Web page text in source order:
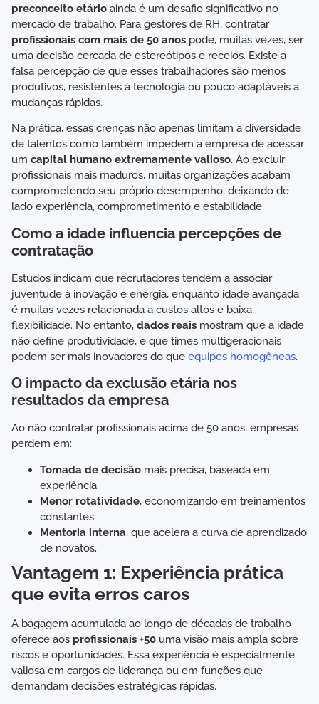
preconceito etário ainda é um desafio significativo no
mercado de trabalho. Para gestores de RH, contratar
profissionais com mais de 50 anos pode, muitas vezes, ser
uma decisão cercada de estereótipos e receios. Existe a
falsa percepção de que esses trabalhadores são menos
produtivos, resistentes à tecnologia ou pouco adaptáveis a
mudanças rápidas.
Na prática, essas crenças não apenas limitam a diversidade
de talentos como também impedem a empresa de acessar
um capital humano extremamente valioso. Ao excluir
profissionais mais maduros, muitas organizações acabam
comprometendo seu próprio desempenho, deixando de
lado experiência, comprometimento e estabilidade.
Como a idade influencia percepções de
contratação
Estudos indicam que recrutadores tendem a associar
juventude à inovação e energia, enquanto idade avançada
é muitas vezes relacionada a custos altos e baixa
flexibilidade. No entanto, dados reais mostram que a idade
não define produtividade, e que times multigeracionais
podem ser mais inovadores do que equipes homogêneas.
O impacto da exclusão etária nos
resultados da empresa
Ao não contratar profissionais acima de 50 anos, empresas
perdem em:
Tomada de decisão mais precisa, baseada em
experiência.
Menor rotatividade, economizando em treinamentos
constantes.
Mentoria interna, que acelera a curva de aprendizado
de novatos.
Vantagem 1: Experiência prática
que evita erros caros
A bagagem acumulada ao longo de décadas de trabalho
oferece aos profissionais +50 uma visão mais ampla sobre
riscos e oportunidades. Essa experiência é especialmente
valiosa em cargos de liderança ou em funções que
demandam decisões estratégicas rápidas.